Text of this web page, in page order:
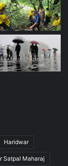
Haridwar
Satpal Maharaj